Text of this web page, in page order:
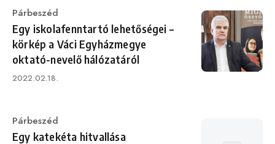
Category
Párbeszéd
Egy iskolafenntartó lehetőségei –
körkép a Váci Egyházmegye
oktató-nevelő hálózatáról
Published
2022.02.18.
Category
Párbeszéd
Egy katekéta hitvallása